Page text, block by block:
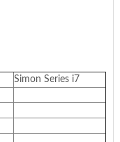
Simon Series i7